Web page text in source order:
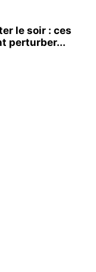
le soir : ces
perturber...